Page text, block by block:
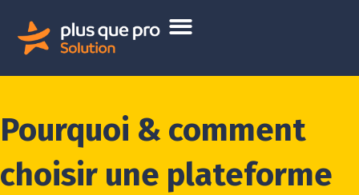
Pourquoi & comment
choisir une plateforme